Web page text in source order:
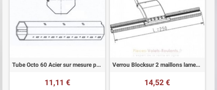
Tube Octo 60 Acier sur mesure pour volet roulant
11,11 €
Verrou Blocksur 2 maillons lames 8mm
14,52 €